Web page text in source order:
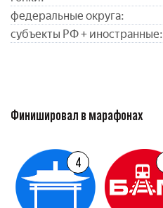
федеральные округа:
субъекты РФ + иностранные:
Финишировал в марафонах
4